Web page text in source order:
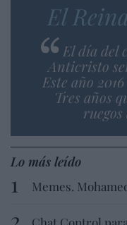
El
El día del
Anticristo
Este año
Tres años
Lo más leído
Memes.